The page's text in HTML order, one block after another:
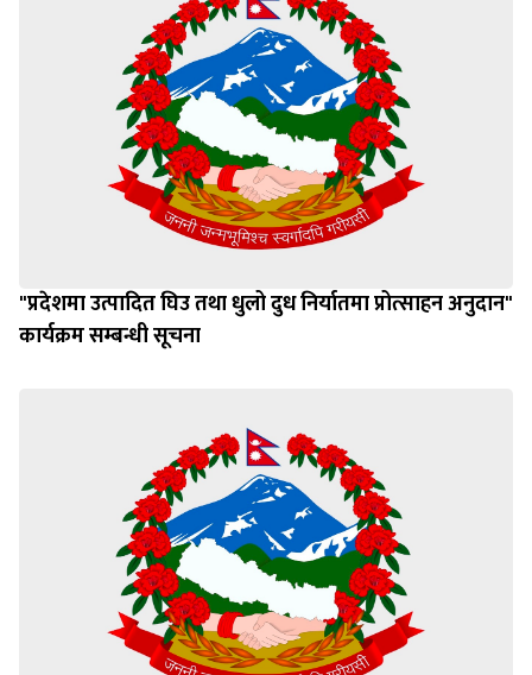
"प्रदेशमा उत्पादित घिउ तथा धुलो दुध निर्यातमा प्रोत्साहन अनुदान"
कार्यक्रम सम्बन्धी सूचना